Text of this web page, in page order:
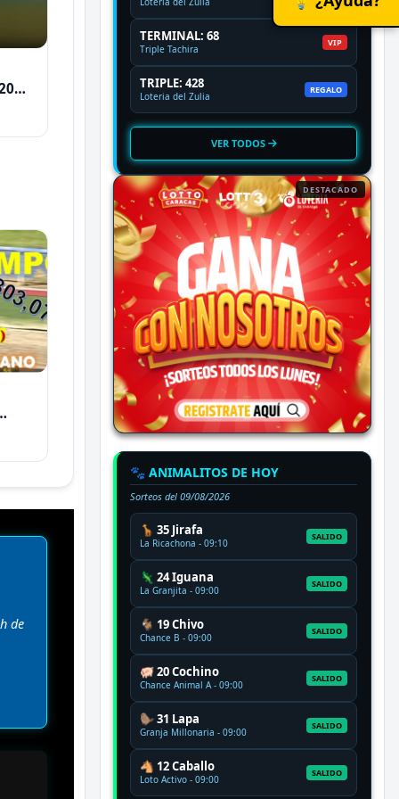
de
TERMINAL: 68
Triple Tachira
VIP
TRIPLE: 428
Loteria del Zulia
REGALO
VER TODOS
DESTACADO
🐾 ANIMALITOS DE HOY
Sorteos del 09/08/2026
🦒 35 Jirafa
La Ricachona - 09:10
SALIDO
🦎 24 Iguana
La Granjita - 09:00
SALIDO
🐐 19 Chivo
Chance B - 09:00
SALIDO
🐖 20 Cochino
Chance Animal A - 09:00
SALIDO
🦫 31 Lapa
Granja Millonaria - 09:00
SALIDO
🐴 12 Caballo
Loto Activo - 09:00
SALIDO